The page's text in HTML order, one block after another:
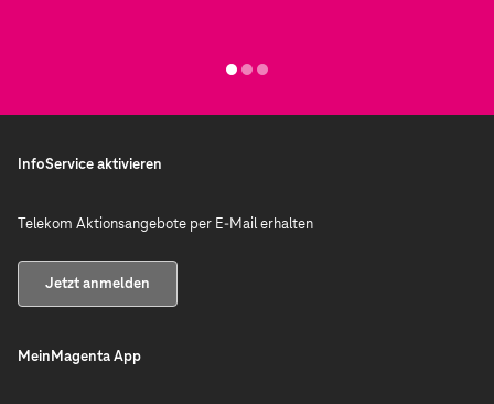
InfoService aktivieren
Telekom Aktionsangebote per E-Mail erhalten
Jetzt anmelden
MeinMagenta App